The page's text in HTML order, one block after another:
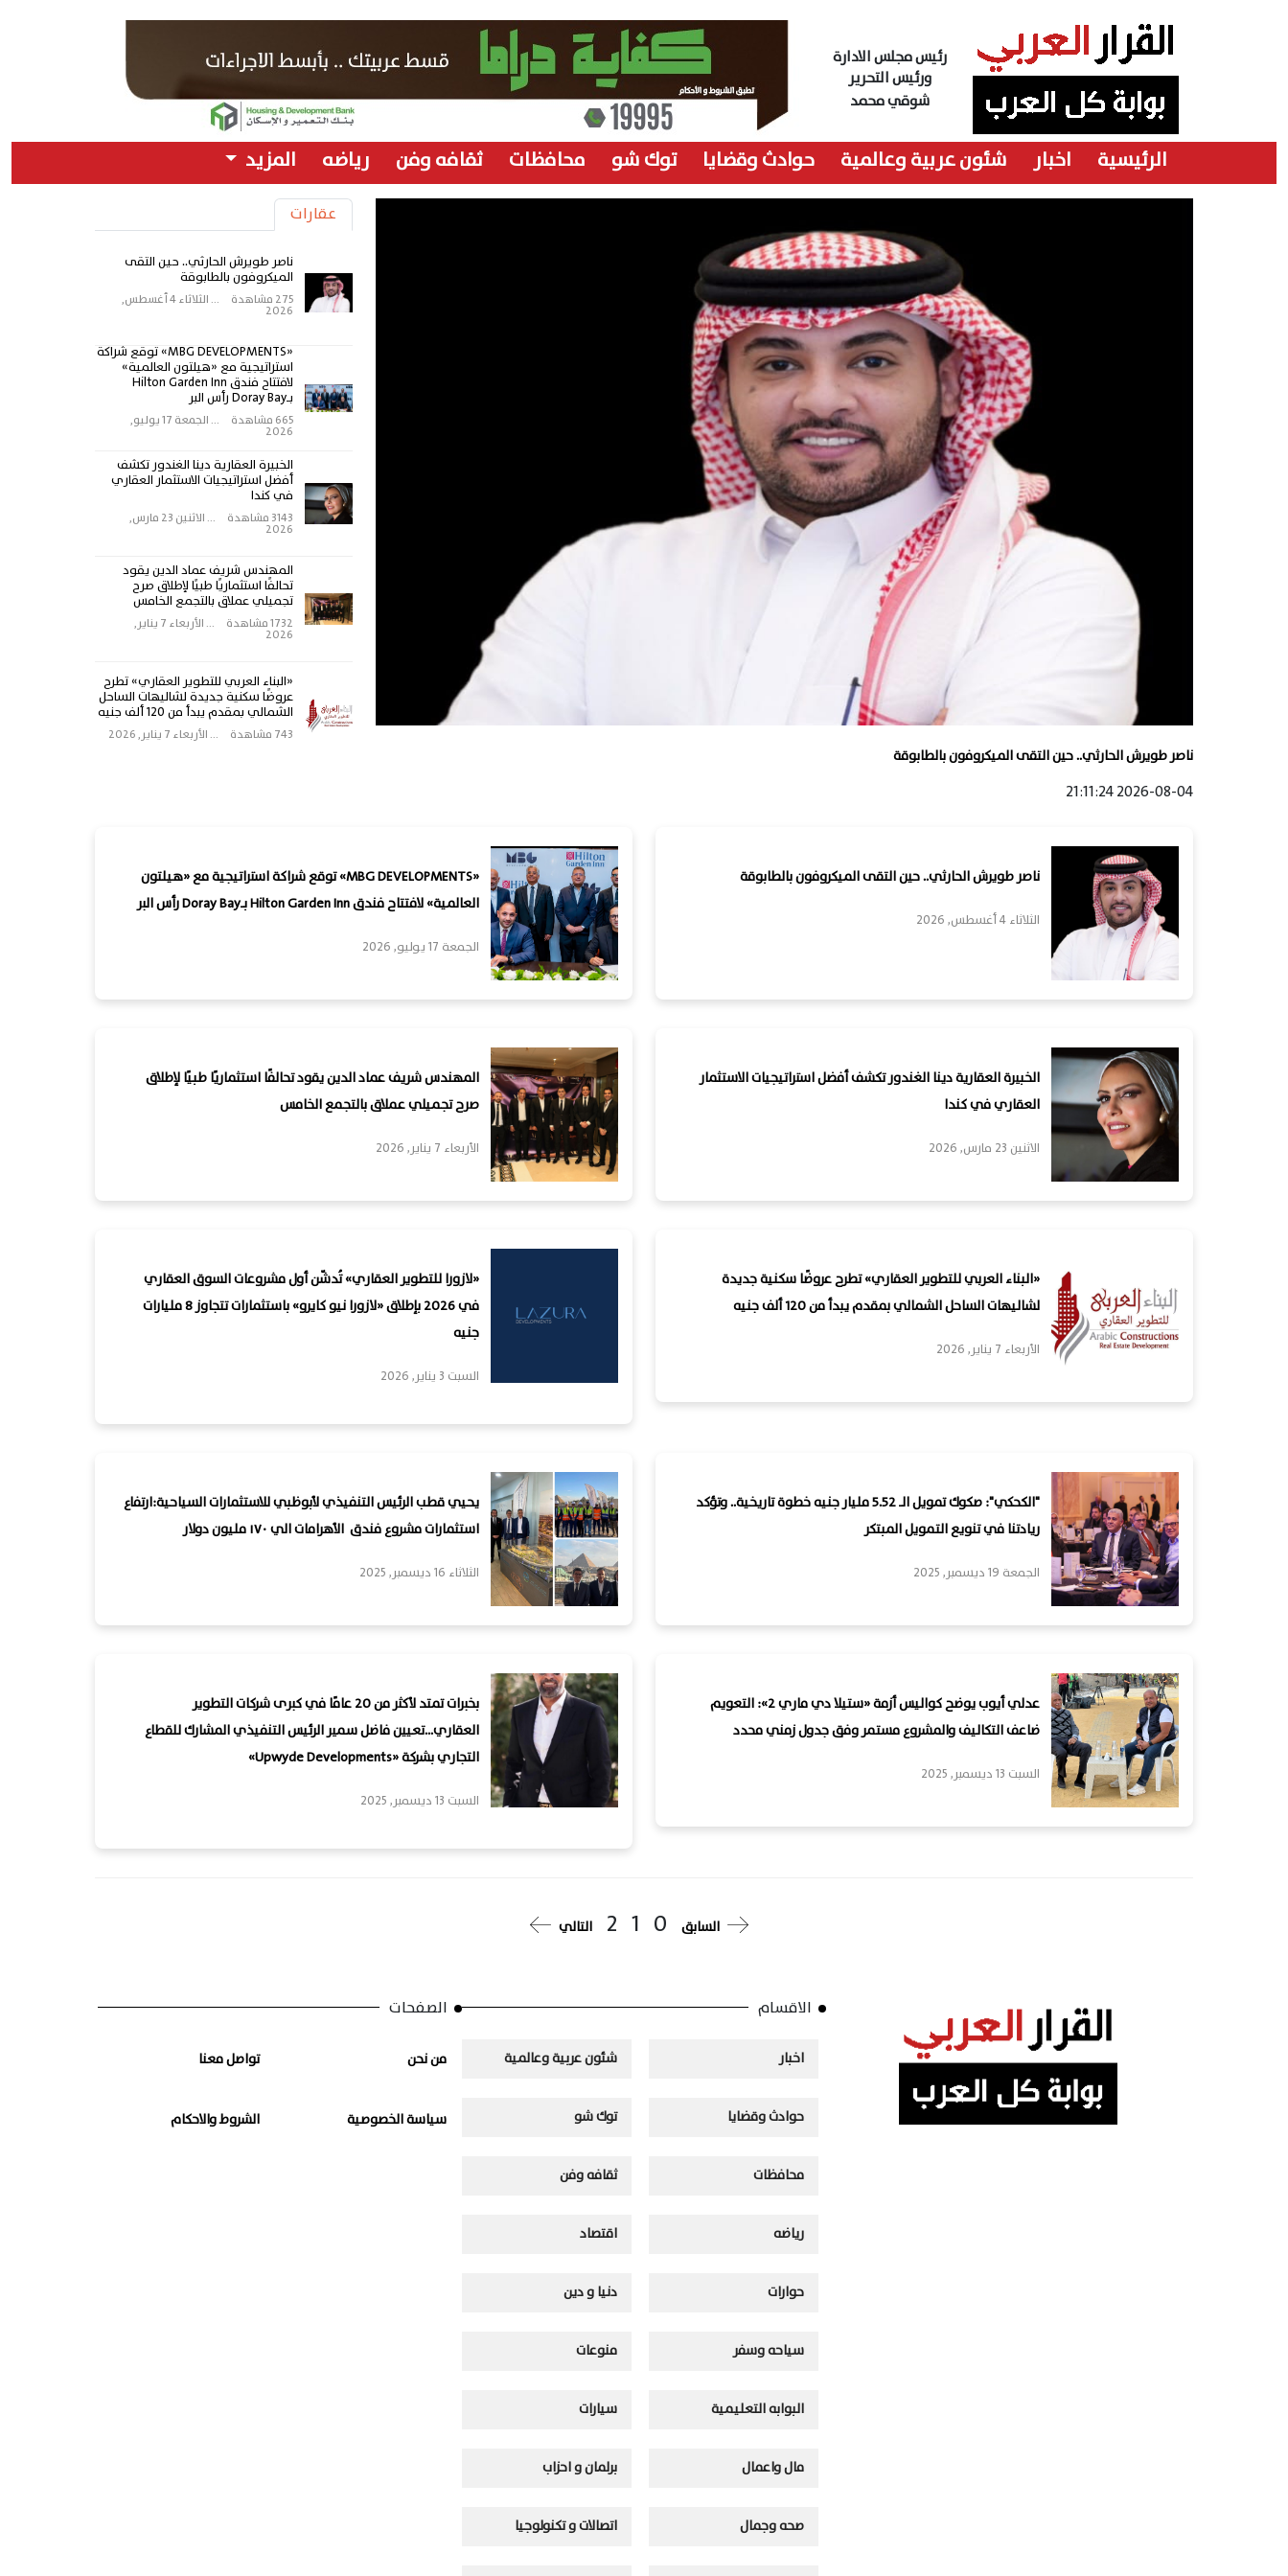
رئيس مجلس الادارة
ورئيس التحرير
شوقي محمد
الرئيسية اخبار شئون عربية وعالمية حوادث وقضايا توك شو محافظات ثقافه وفن رياضه المزيد
ناصر طويرش الحارثي.. حين التقى الميكروفون بالطابوقة
2026-08-04 21:11:24
عقارات
ناصر طويرش الحارثي.. حين التقى
الميكروفون بالطابوقة
275 مشاهدة ... الثلاثاء 4 أغسطس,
2026
«MBG DEVELOPMENTS» توقع شراكة
استراتيجية مع «هيلتون العالمية»
لافتتاح فندق Hilton Garden Inn
بـDoray Bay رأس البر
665 مشاهدة ... الجمعة 17 يوليو,
2026
الخبيرة العقارية دينا الغندور تكشف
أفضل استراتيجيات الاستثمار العقاري
في كندا
3143 مشاهدة ... الاثنين 23 مارس,
2026
المهندس شريف عماد الدين يقود
تحالفًا استثماريًا طبيًا لإطلاق صرح
تجميلي عملاق بالتجمع الخامس
1732 مشاهدة ... الأربعاء 7 يناير,
2026
«البناء العربي للتطوير العقاري» تطرح
عروضًا سكنية جديدة لشاليهات الساحل
الشمالي بمقدم يبدأ من 120 ألف جنيه
743 مشاهدة ... الأربعاء 7 يناير, 2026
ناصر طويرش الحارثي.. حين التقى الميكروفون بالطابوقة
الثلاثاء 4 أغسطس, 2026
«MBG DEVELOPMENTS» توقع شراكة استراتيجية مع «هيلتون
العالمية» لافتتاح فندق Hilton Garden Inn بـDoray Bay رأس البر
الجمعة 17 يوليو, 2026
الخبيرة العقارية دينا الغندور تكشف أفضل استراتيجيات الاستثمار
العقاري في كندا
الاثنين 23 مارس, 2026
المهندس شريف عماد الدين يقود تحالفًا استثماريًا طبيًا لإطلاق
صرح تجميلي عملاق بالتجمع الخامس
الأربعاء 7 يناير, 2026
«البناء العربي للتطوير العقاري» تطرح عروضًا سكنية جديدة
لشاليهات الساحل الشمالي بمقدم يبدأ من 120 ألف جنيه
الأربعاء 7 يناير, 2026
«لازورا للتطوير العقاري» تُدشّن أول مشروعات السوق العقاري
في 2026 بإطلاق «لازورا نيو كايرو» باستثمارات تتجاوز 8 مليارات
جنيه
السبت 3 يناير, 2026
"الكحكي": صكوك تمويل الـ 5.52 مليار جنيه خطوة تاريخية.. وتؤكد
ريادتنا في تنويع التمويل المبتكر
الجمعة 19 ديسمبر, 2025
يحيي قطب الرئيس التنفيذي لأبوظبي للاستثمارات السياحية:ارتفاع
استثمارات مشروع فندق الأهرامات الي ١٧٠ مليون دولار
الثلاثاء 16 ديسمبر, 2025
عدلي أيوب يوضح كواليس أزمة «ستيلا دي ماري 2»: التعويم
ضاعف التكاليف والمشروع مستمر وفق جدول زمني محدد
السبت 13 ديسمبر, 2025
بخبرات تمتد لأكثر من 20 عامًا في كبرى شركات التطوير
العقاري...تعيين فاضل سمير الرئيس التنفيذي المشارك للقطاع
التجاري بشركة «Upwyde Developments»
السبت 13 ديسمبر, 2025
السابق 0
1
2 التالي
الاقسام
اخبار شئون عربية وعالمية
حوادث وقضايا توك شو
محافظات ثقافه وفن
رياضه اقتصاد
حوارات دنيا و دين
سياحه وسفر منوعات
البوابه التعليمية سيارات
مال واعمال برلمان و احزاب
صحه وجمال اتصالات و تكنولوجيا
الصفحات
من نحن تواصل معنا
سياسة الخصوصية الشروط والاحكام